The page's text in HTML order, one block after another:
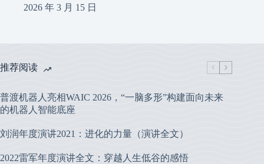
2026 年 3 月 15 日
推荐阅读
普渡机器人亮相WAIC 2026，“一脑多形”构建面向未来
的机器人智能底座
刘润年度演讲2021：进化的力量（演讲全文）
2022雷军年度演讲全文：穿越人生低谷的感悟